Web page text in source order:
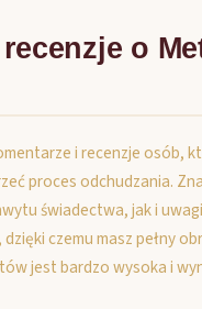
o
i recenzje osób,
proces odchudzania.
świadectwa, jak i
czemu masz pełny
jest bardzo wysoka i